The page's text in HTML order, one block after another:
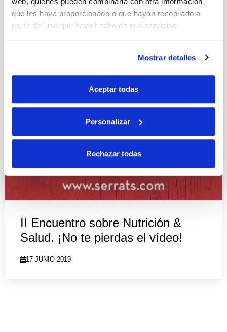
que les haya proporcionado o que hayan recopilado a
partir del uso que haya hecho de sus servicios.
Mostrar detalles
Aceptar todas
Personalizar
Rechazar todas
II Encuentro sobre Nutrición &
Salud. ¡No te pierdas el vídeo!
17 JUNIO 2019